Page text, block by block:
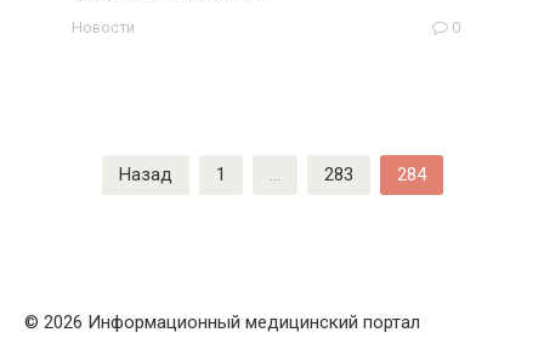
Новости 0
Назад 1 283 284
© 2026 Информационный медицинский портал